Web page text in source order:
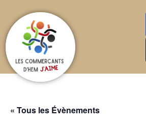
« Tous les Évènements